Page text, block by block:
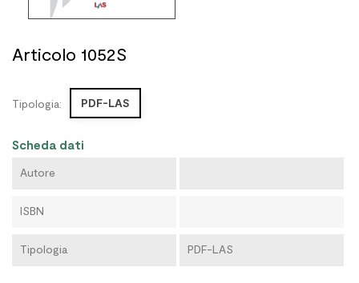
Articolo 1052S
Tipologia: PDF-LAS
Scheda dati
Autore
ISBN
Tipologia PDF-LAS